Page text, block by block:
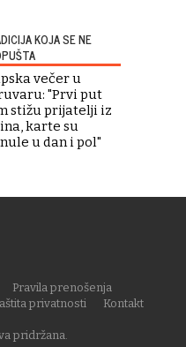
KOJA SE NE
večer u
"Prvi put
stižu prijatelji iz
karte su
u dan i pol"
pridržana.
Pravila prenošenja
privatnosti
Kontakt